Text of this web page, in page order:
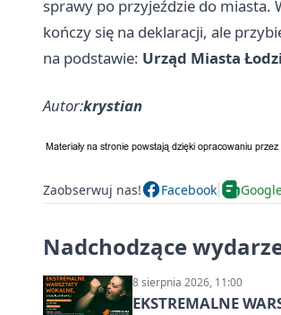
sprawy po przyjeździe do miasta.
kończy się na deklaracji, ale
na podstawie: Urząd Miasta Łodzi
Autor:krystian
Zaobserwuj nas! Facebook
Nadchodzące
8 sierpnia 2026, 11:00
EKSTREMALNE